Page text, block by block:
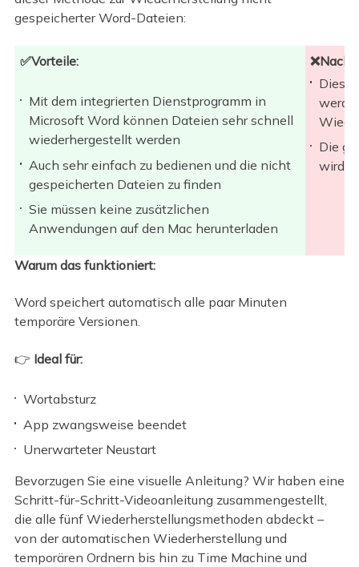
gespeicherter Word-Dateien:
✅Vorteile:
Mit dem integrierten Dienstprogramm in
Microsoft Word können Dateien sehr schnell
wiederhergestellt werden
Auch sehr einfach zu bedienen und die nicht
gespeicherten Dateien zu finden
Sie müssen keine zusätzlichen
Anwendungen auf den Mac herunterladen
Diese
Die
wird
Warum das funktioniert:
Word speichert automatisch alle paar Minuten
temporäre Versionen.
👉 Ideal für:
Wortabsturz
App zwangsweise beendet
Unerwarteter Neustart
Bevorzugen Sie eine visuelle Anleitung? Wir haben eine
Schritt-für-Schritt-Videoanleitung zusammengestellt,
die alle fünf Wiederherstellungsmethoden abdeckt –
von der automatischen Wiederherstellung und
temporären Ordnern bis hin zu Time Machine und